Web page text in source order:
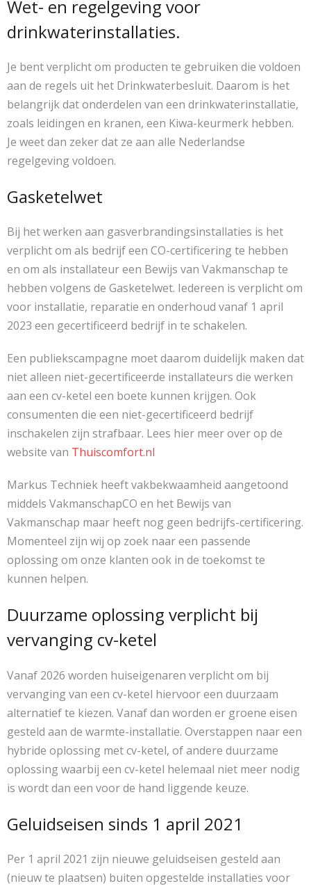
Wet- en regelgeving voor
drinkwaterinstallaties.
Je bent verplicht om producten te gebruiken die voldoen
aan de regels uit het Drinkwaterbesluit. Daarom is het
belangrijk dat onderdelen van een drinkwaterinstallatie,
zoals leidingen en kranen, een Kiwa-keurmerk hebben.
Je weet dan zeker dat ze aan alle Nederlandse
regelgeving voldoen.
Gasketelwet
Bij het werken aan gasverbrandingsinstallaties is het
verplicht om als bedrijf een CO-certificering te hebben
en om als installateur een Bewijs van Vakmanschap te
hebben volgens de Gasketelwet. Iedereen is verplicht om
voor installatie, reparatie en onderhoud vanaf 1 april
2023 een gecertificeerd bedrijf in te schakelen.
Een publiekscampagne moet daarom duidelijk maken dat
niet alleen niet-gecertificeerde installateurs die werken
aan een cv-ketel een boete kunnen krijgen. Ook
consumenten die een niet-gecertificeerd bedrijf
inschakelen zijn strafbaar. Lees hier meer over op de
website van Thuiscomfort.nl
Markus Techniek heeft vakbekwaamheid aangetoond
middels VakmanschapCO en het Bewijs van
Vakmanschap maar heeft nog geen bedrijfs-certificering.
Momenteel zijn wij op zoek naar een passende
oplossing om onze klanten ook in de toekomst te
kunnen helpen.
Duurzame oplossing verplicht bij
vervanging cv-ketel
Vanaf 2026 worden huiseigenaren verplicht om bij
vervanging van een cv-ketel hiervoor een duurzaam
alternatief te kiezen. Vanaf dan worden er groene eisen
gesteld aan de warmte-installatie. Overstappen naar een
hybride oplossing met cv-ketel, of andere duurzame
oplossing waarbij een cv-ketel helemaal niet meer nodig
is wordt dan een voor de hand liggende keuze.
Geluidseisen sinds 1 april 2021
Per 1 april 2021 zijn nieuwe geluidseisen gesteld aan
(nieuw te plaatsen) buiten opgestelde installaties voor